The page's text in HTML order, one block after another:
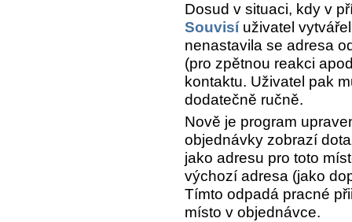
Dosud v situaci, kdy v
Souvisíuživatel
nenastavila se adresa
(pro zpětnou reakci
kontaktu. Uživatel pak
dodatečně ručně.
Nově je program
objednávky zobrazí
jako adresu pro toto
výchozí adresa (jako
Tímto odpadá pracné
místo v objednávce.